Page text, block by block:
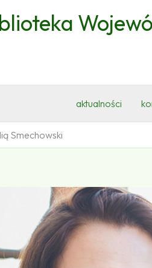
aktualności
Smechowski